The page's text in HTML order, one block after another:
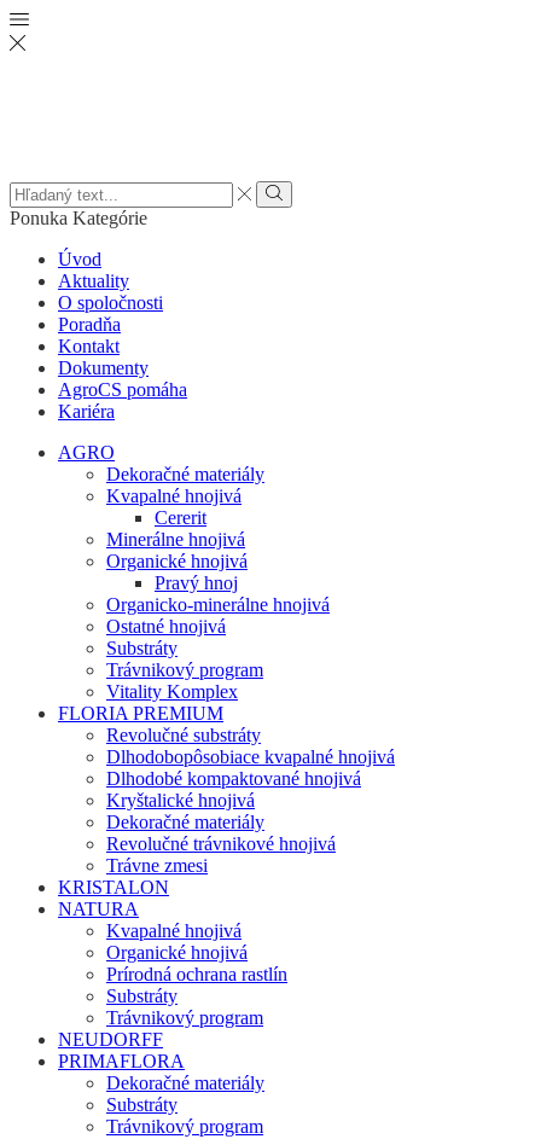
Search
input
Vyhľadať
Ponuka Kategórie
Úvod
Aktuality
O spoločnosti
Poradňa
Kontakt
Dokumenty
AgroCS pomáha
Kariéra
AGRO
Dekoračné materiály
Kvapalné hnojivá
Cererit
Minerálne hnojivá
Organické hnojivá
Pravý hnoj
Organicko-minerálne hnojivá
Ostatné hnojivá
Substráty
Trávnikový program
Vitality Komplex
FLORIA PREMIUM
Revolučné substráty
Dlhodobopôsobiace kvapalné hnojivá
Dlhodobé kompaktované hnojivá
Kryštalické hnojivá
Dekoračné materiály
Revolučné trávnikové hnojivá
Trávne zmesi
KRISTALON
NATURA
Kvapalné hnojivá
Organické hnojivá
Prírodná ochrana rastlín
Substráty
Trávnikový program
NEUDORFF
PRIMAFLORA
Dekoračné materiály
Substráty
Trávnikový program